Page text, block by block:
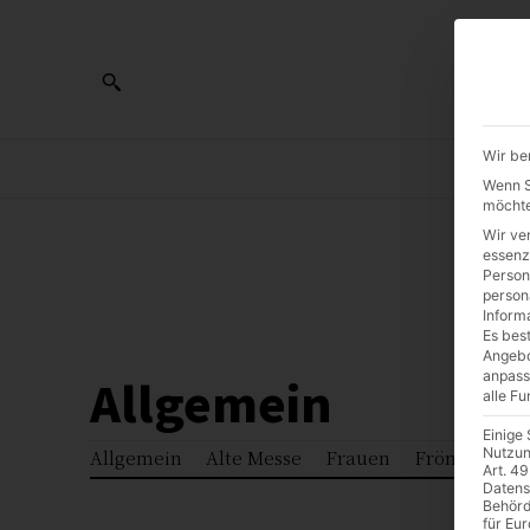
Allgemein
Allgemein Alte Messe Frauen Frömmigkeit
Wir
Wenn
Wir
Es
alle
Einige
Art. 49
für